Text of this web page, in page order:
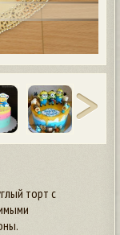
торт с